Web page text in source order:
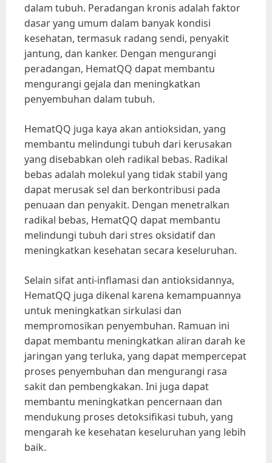
dalam tubuh. Peradangan kronis adalah faktor
dasar yang umum dalam banyak kondisi
kesehatan, termasuk radang sendi, penyakit
jantung, dan kanker. Dengan mengurangi
peradangan, HematQQ dapat membantu
mengurangi gejala dan meningkatkan
penyembuhan dalam tubuh.
HematQQ juga kaya akan antioksidan, yang
membantu melindungi tubuh dari kerusakan
yang disebabkan oleh radikal bebas. Radikal
bebas adalah molekul yang tidak stabil yang
dapat merusak sel dan berkontribusi pada
penuaan dan penyakit. Dengan menetralkan
radikal bebas, HematQQ dapat membantu
melindungi tubuh dari stres oksidatif dan
meningkatkan kesehatan secara keseluruhan.
Selain sifat anti-inflamasi dan antioksidannya,
HematQQ juga dikenal karena kemampuannya
untuk meningkatkan sirkulasi dan
mempromosikan penyembuhan. Ramuan ini
dapat membantu meningkatkan aliran darah ke
jaringan yang terluka, yang dapat mempercepat
proses penyembuhan dan mengurangi rasa
sakit dan pembengkakan. Ini juga dapat
membantu meningkatkan pencernaan dan
mendukung proses detoksifikasi tubuh, yang
mengarah ke kesehatan keseluruhan yang lebih
baik.